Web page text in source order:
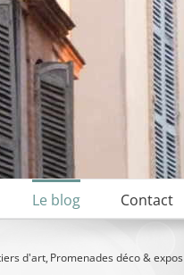
Le blog Contact
d'art Promenades déco & expos